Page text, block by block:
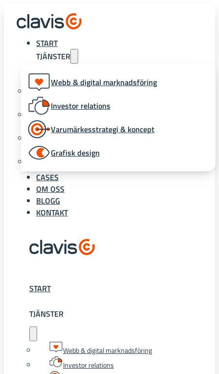
START
TJÄNSTER
Webb & digital marknadsföring
Investor relations
Varumärkesstrategi & koncept
Grafisk design
CASES
OM OSS
BLOGG
KONTAKT
START
TJÄNSTER
Webb & digital marknadsföring
Investor relations